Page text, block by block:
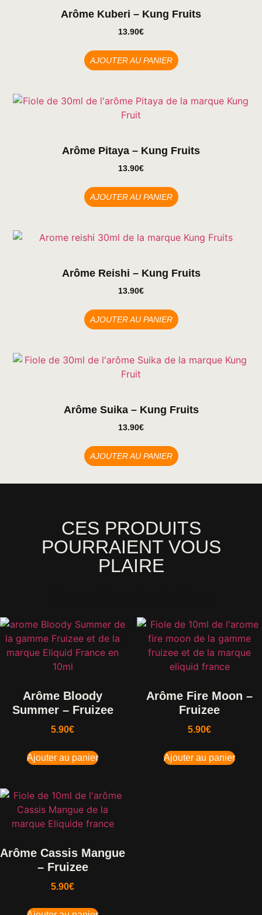
Arôme Kuberi – Kung Fruits
13.90€
AJOUTER AU PANIER
Arôme Pitaya – Kung Fruits
13.90€
AJOUTER AU PANIER
Arôme Reishi – Kung Fruits
13.90€
AJOUTER AU PANIER
Arôme Suika – Kung Fruits
13.90€
AJOUTER AU PANIER
CES PRODUITS
POURRAIENT VOUS
PLAIRE
Arôme Bloody
Summer – Fruizee
5.90€
Ajouter au panier
Arôme Fire Moon –
Fruizee
5.90€
Ajouter au panier
Arôme Cassis Mangue
– Fruizee
5.90€